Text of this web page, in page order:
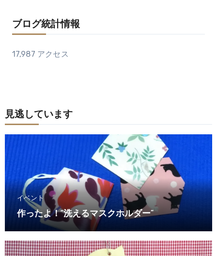
ブログ統計情報
17,987 アクセス
見逃しています
イベント
作ったよ！“洗えるマスクホルダー”